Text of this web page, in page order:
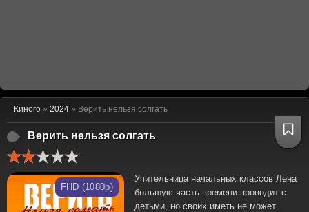
Киного » 2024 » Верить нельзя солгать
Верить нельзя солгать
FHD (1080p)
Учительница начальных классов Лена
большую часть времени проводит с
детьми, но своих иметь не может.